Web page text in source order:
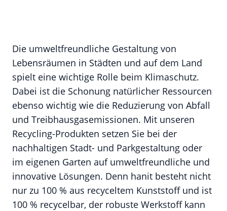
Die umweltfreundliche Gestaltung von
Lebensräumen in Städten und auf dem Land
spielt eine wichtige Rolle beim Klimaschutz.
Dabei ist die Schonung natürlicher Ressourcen
ebenso wichtig wie die Reduzierung von Abfall
und Treibhausgasemissionen. Mit unseren
Recycling-Produkten setzen Sie bei der
nachhaltigen Stadt- und Parkgestaltung oder
im eigenen Garten auf umweltfreundliche und
innovative Lösungen. Denn hanit besteht nicht
nur zu 100 % aus recyceltem Kunststoff und ist
100 % recycelbar, der robuste Werkstoff kann